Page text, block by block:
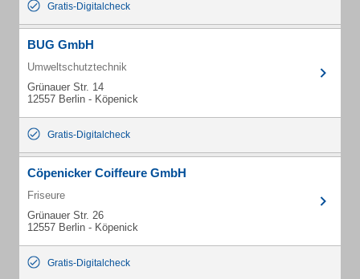
Gratis-Digitalcheck
BUG GmbH
Umweltschutztechnik
Grünauer Str. 14
12557 Berlin - Köpenick
Gratis-Digitalcheck
Cöpenicker Coiffeure GmbH
Friseure
Grünauer Str. 26
12557 Berlin - Köpenick
Gratis-Digitalcheck